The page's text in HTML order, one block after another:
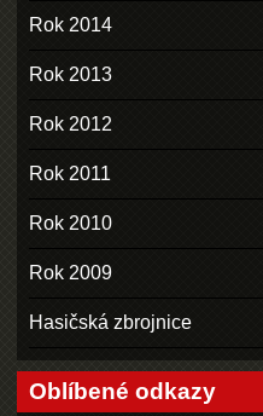
Rok 2014
Rok 2013
Rok 2012
Rok 2011
Rok 2010
Rok 2009
Hasičská zbrojnice
Oblíbené odkazy